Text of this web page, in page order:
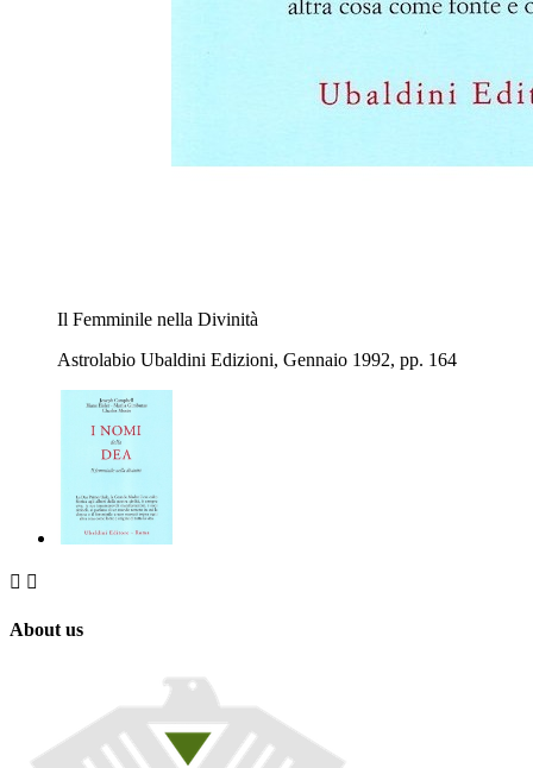
Il Femminile nella Divinità
Astrolabio Ubaldini Edizioni, Gennaio 1992, pp. 164
 
About us